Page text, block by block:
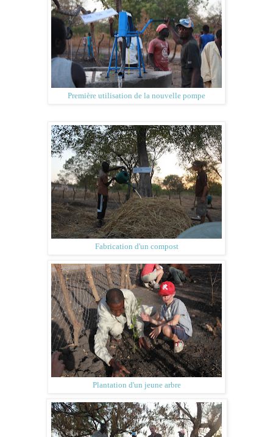
Première utilisation de la nouvelle pompe
Fabrication d'un compost
Plantation d'un jeune arbre